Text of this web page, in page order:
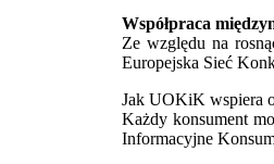
Współpraca
Ze względu na
Europejska Sieć
Jak UOKiK wspiera
Każdy konsument
Informacyjne